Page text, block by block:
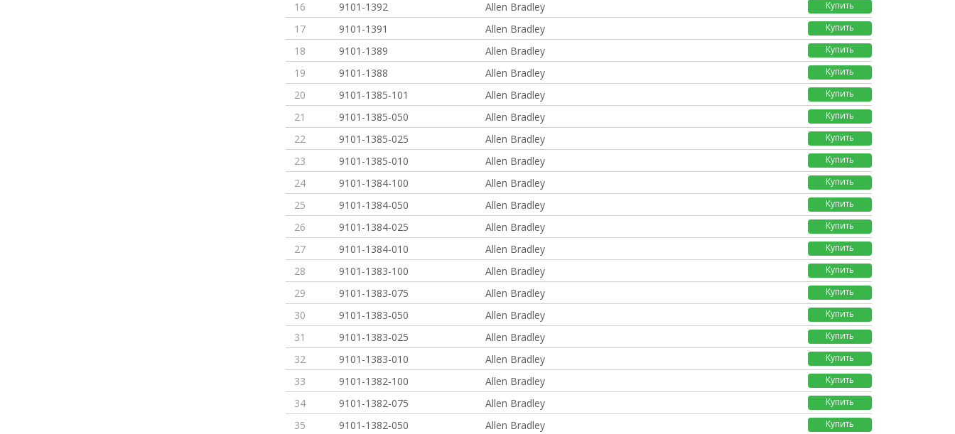
16 9101-1392 Allen Bradley Купить
17 9101-1391 Allen Bradley Купить
18 9101-1389 Allen Bradley Купить
19 9101-1388 Allen Bradley Купить
20 9101-1385-101 Allen Bradley Купить
21 9101-1385-050 Allen Bradley Купить
22 9101-1385-025 Allen Bradley Купить
23 9101-1385-010 Allen Bradley Купить
24 9101-1384-100 Allen Bradley Купить
25 9101-1384-050 Allen Bradley Купить
26 9101-1384-025 Allen Bradley Купить
27 9101-1384-010 Allen Bradley Купить
28 9101-1383-100 Allen Bradley Купить
29 9101-1383-075 Allen Bradley Купить
30 9101-1383-050 Allen Bradley Купить
31 9101-1383-025 Allen Bradley Купить
32 9101-1383-010 Allen Bradley Купить
33 9101-1382-100 Allen Bradley Купить
34 9101-1382-075 Allen Bradley Купить
35 9101-1382-050 Allen Bradley Купить